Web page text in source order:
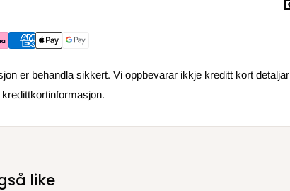
er behandla sikkert. Vi oppbevarar ikkje kreditt kort detaljar
like